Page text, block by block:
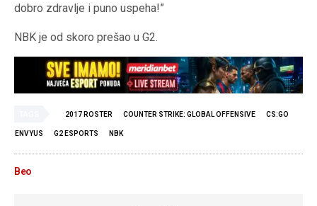
dobro zdravlje i puno uspeha!”
NBK je od skoro prešao u G2.
2017 ROSTER COUNTER STRIKE: GLOBAL OFFENSIVE CS:GO
ENVYUS G2 ESPORTS NBK
Beo